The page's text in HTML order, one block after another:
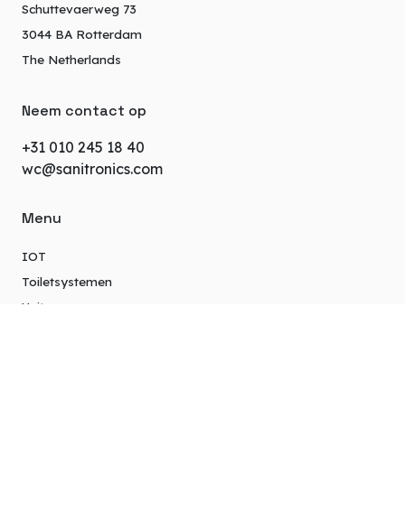
Schuttevaerweg 73
3044 BA Rotterdam
The Netherlands
Neem contact op
+31 010 245 18 40
wc@sanitronics.com
Menu
IOT
Toiletsystemen
Units